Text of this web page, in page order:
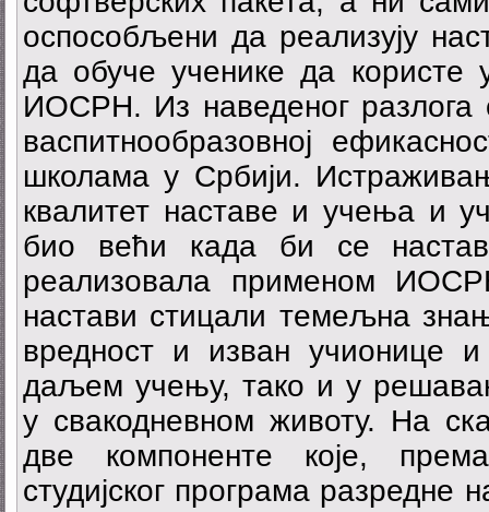
оспособљени да реализују
да обуче ученике да користе
ИОСРН. Из наведеног
васпитнообразовној
школама у Србији.
квалитет наставе и учења и
био већи када би се
реализовала применом
настави стицали темељна
вредност и изван учионице
даљем учењу, тако и у
у свакодневном животу. На
две компоненте које,
студијског програма разредне